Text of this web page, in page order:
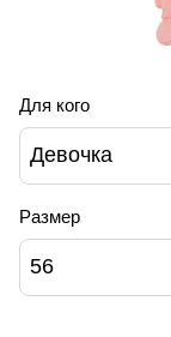
Для кого
Девочка
Размер
56